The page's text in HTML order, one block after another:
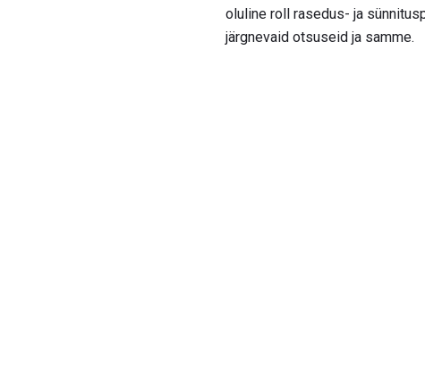
oluline roll rasedus- ja
järgnevaid otsuseid ja samme.